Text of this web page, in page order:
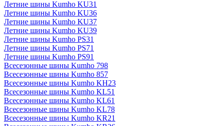
Летние шины Kumho KU31
Летние шины Kumho KU36
Летние шины Kumho KU37
Летние шины Kumho KU39
Летние шины Kumho PS31
Летние шины Kumho PS71
Летние шины Kumho PS91
Всесезонные шины Kumho 798
Всесезонные шины Kumho 857
Всесезонные шины Kumho KH23
Всесезонные шины Kumho KL51
Всесезонные шины Kumho KL61
Всесезонные шины Kumho KL78
Всесезонные шины Kumho KR21